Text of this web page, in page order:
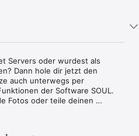
Servers oder wurdest als
Dann hole dir jetzt den
auch unterwegs per
der Software SOUL.
Fotos oder teile deinen